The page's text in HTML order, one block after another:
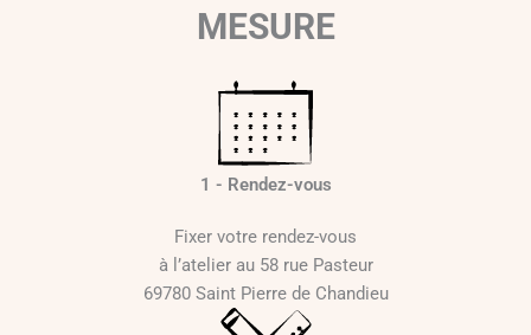
MESURE
1 - Rendez-vous
Fixer votre rendez-vous
à l’atelier au 58 rue Pasteur
69780 Saint Pierre de Chandieu